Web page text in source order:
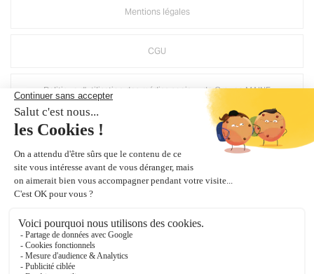
Mentions légales
CGU
Politique d'utilisation des médias sociaux de Groupe MAINE
Crédits Agence de communication